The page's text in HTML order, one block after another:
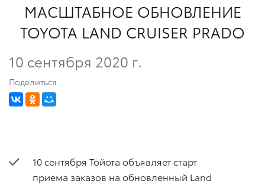
МАСШТАБНОЕ ОБНОВЛЕНИЕ
TOYOTA LAND CRUISER PRADO
10 сентября 2020 г.
Поделиться
10 сентября Тойота объявляет старт
приема заказов на обновленный Land